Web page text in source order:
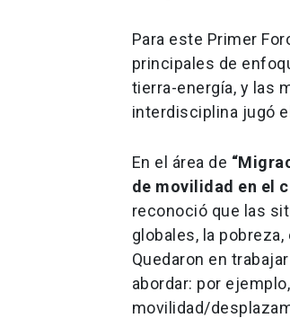
Para este Primer
principales de
tierra-energía, y las
interdisciplina jugó
En el área de
de movilidad en el
reconoció que las
globales, la
Quedaron en
abordar: por
movilidad/